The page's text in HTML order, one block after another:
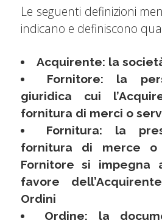
Le seguenti definizioni
indicano e definiscono
Acquirente: la società
Fornitore: la
giuridica cui
fornitura di merci o
Fornitura: la
fornitura di merce
Fornitore si impegna
favore
Ordini
Ordine: la